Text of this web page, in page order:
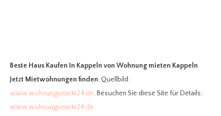
Beste Haus Kaufen In Kappeln von Wohnung mieten Kappeln
Jetzt Mietwohnungen finden. Quellbild:
www.wohnungsmarkt24.de. Besuchen Sie diese Site für Details:
www.wohnungsmarkt24.de